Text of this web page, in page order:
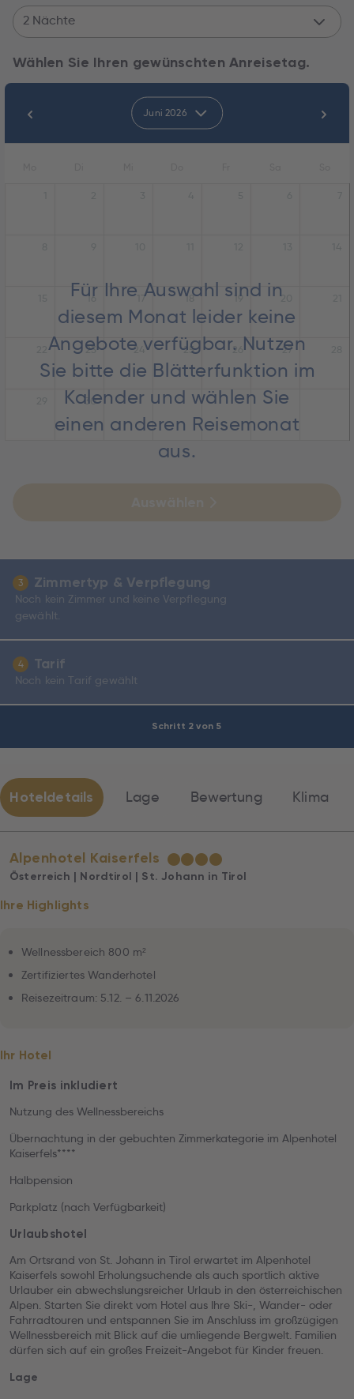
Schritt 2 von 5
2 Nächte
Wählen Sie Ihren gewünschten Anreisetag.
Juni 2026
Für Ihre Auswahl sind in
diesem Monat leider keine
Angebote verfügbar. Nutzen
Sie bitte die Blätterfunktion im
Kalender und wählen Sie
einen anderen Reisemonat
aus.
16 17 18 19 20
23 24 25 26 27
30
3 Zimmertyp & Verpflegung
Noch kein Zimmer und keine Verpflegung
gewählt.
4 Tarif
Noch kein Tarif gewählt
Hoteldetails Lage Bewertung Klima
Alpenhotel Kaiserfels ★★★★
Österreich | Nordtirol | St. Johann in Tirol
Ihre Highlights
Wellnessbereich 800 m²
Zertifiziertes Wanderhotel
Reisezeitraum: 5.12. – 6.11.2026
Ihr Hotel
Im Preis inkludiert
Nutzung des Wellnessbereichs
Übernachtung in der gebuchten Zimmerkategorie im Alpenhotel
Kaiserfels****
Halbpension
Parkplatz (nach Verfügbarkeit)
Urlaubshotel
Am Ortsrand von St. Johann in Tirol erwartet im Alpenhotel
Kaiserfels sowohl Erholungsuchende als auch sportlich aktive
Urlauber ein abwechslungsreicher Urlaub in den österreichischen
Alpen. Starten Sie direkt vom Hotel aus Ihre Ski-, Wander- oder
Fahrradtouren und entspannen Sie im Anschluss im großzügigen
Wellnessbereich mit Blick auf die umliegende Bergwelt. Familien
dürfen sich auf ein großes Freizeit-Angebot für Kinder freuen.
Lage